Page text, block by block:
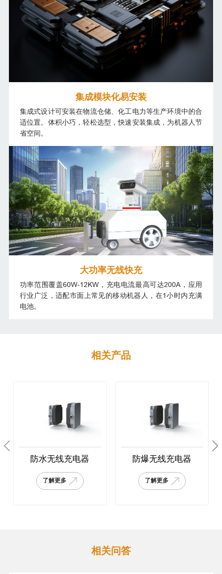
集成模块化易安装
集成式设计可安装在物流仓储、化工电力等生产环境中的合
适位置。体积小巧，轻松选型，快速安装集成，为机器人节
省空间。
大功率无线快充
功率范围覆盖60W-12KW，充电电流最高可达200A，应用
行业广泛，适配市面上常见的移动机器人，在1小时内充满
电池。
相关产品
防水无线充电器
了解更多
防爆无线充电器
了解更多
相关问答